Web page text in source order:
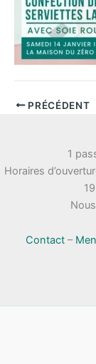
PRÉCÉDENT
1
Horaires
Contact–